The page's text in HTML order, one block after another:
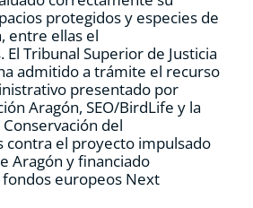
protegidos y especies de
entre ellas el
Tribunal Superior de Justicia
admitido a trámite el recurso
presentado por
Aragón, SEO/BirdLife y la
del
contra el proyecto impulsado
Aragón y financiado
europeos Next